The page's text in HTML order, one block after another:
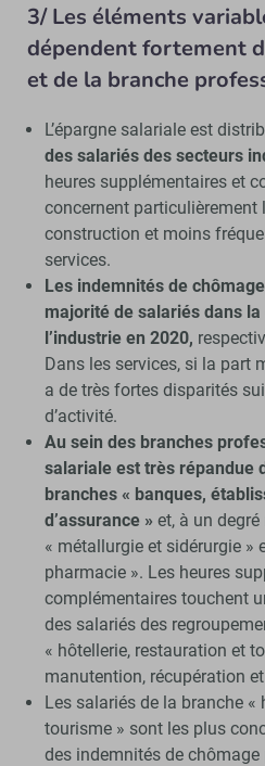
3/ Les éléments
dépendent fortement
et de la branche
L’épargne salariale est
des salariés des secteurs
heures supplémentaires et
concernent particulièrement
construction et moins
services.
Les indemnités de
majorité de salariés dans
l’industrie en 2020,
Dans les services, si la part
a de très fortes disparités
d’activité.
Au sein des branches
salariale est très répandue
branches « banques,
d’assurance » et, à un
« métallurgie et sidérurgie »
pharmacie ». Les heures
complémentaires touchent
des salariés des
« hôtellerie, restauration et
manutention, récupération
Les salariés de la branche
tourisme » sont les plus
des indemnités de chômage